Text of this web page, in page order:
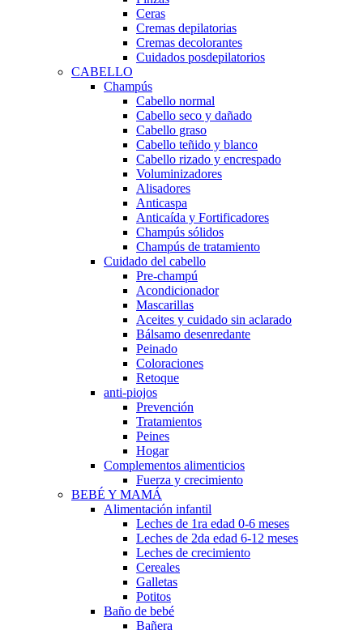
Ceras
Cremas depilatorias
Cremas decolorantes
Cuidados posdepilatorios
CABELLO
Champús
Cabello normal
Cabello seco y dañado
Cabello graso
Cabello teñido y blanco
Cabello rizado y encrespado
Voluminizadores
Alisadores
Anticaspa
Anticaída y Fortificadores
Champús sólidos
Champús de tratamiento
Cuidado del cabello
Pre-champú
Acondicionador
Mascarillas
Aceites y cuidado sin aclarado
Bálsamo desenredante
Peinado
Coloraciones
Retoque
anti-piojos
Prevención
Tratamientos
Peines
Hogar
Complementos alimenticios
Fuerza y crecimiento
BEBÉ Y MAMÁ
Alimentación infantil
Leches de 1ra edad 0-6 meses
Leches de 2da edad 6-12 meses
Leches de crecimiento
Cereales
Galletas
Potitos
Baño de bebé
Bañera